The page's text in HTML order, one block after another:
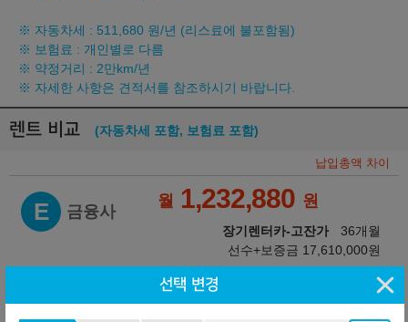
※ 자동차세 : 511,680 원/년 (리스료에 불포함됨)
※ 보험료 : 개인별로 다름
※ 약정거리 : 2만km/년
※ 자세한 사항은 견적서를 참조하시기 바랍니다.
렌트 비교 (자동차세 포함, 보험료 포함)
납입총액 차이
E 금융사
장기렌터카-고잔가
월 1,232,880 원
36개월
선수+보증금 17,610,000원
E 금융사
월 1,321,100
+3,175,920
선택 변경